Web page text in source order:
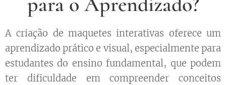
A criação de maquetes interativas oferece um
aprendizado prático e visual, especialmente para
estudantes do ensino fundamental, que podem
ter dificuldade em compreender conceitos